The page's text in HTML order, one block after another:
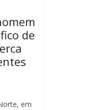
de
em